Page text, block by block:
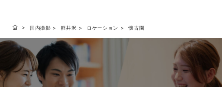
国内撮影 軽井沢 ロケーション 懐古園